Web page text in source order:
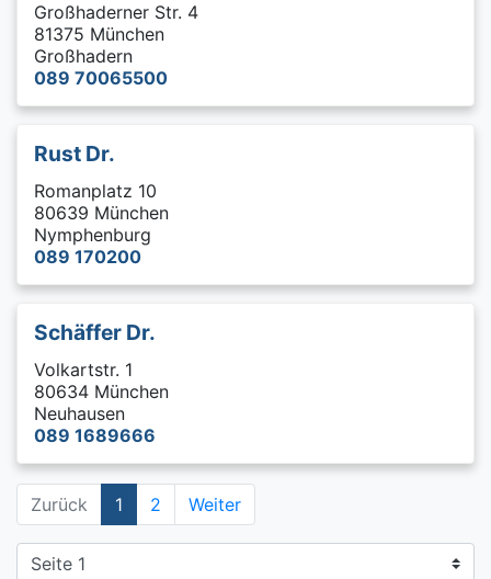
Großhaderner Str. 4
81375 München
Großhadern
089 70065500
Rust Dr.
Romanplatz 10
80639 München
Nymphenburg
089 170200
Schäffer Dr.
Volkartstr. 1
80634 München
Neuhausen
089 1689666
Zurück 1 2 Weiter